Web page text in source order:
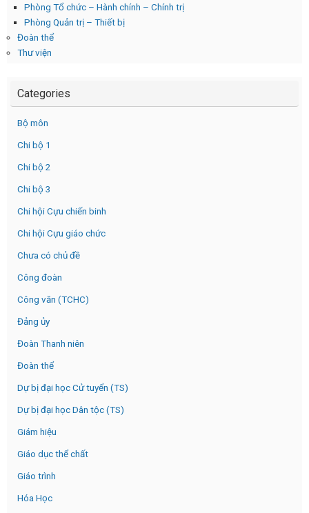
Phòng Tổ chức – Hành chính – Chính trị
Phòng Quản trị – Thiết bị
Đoàn thể
Thư viện
Categories
Bộ môn
Chi bộ 1
Chi bộ 2
Chi bộ 3
Chi hội Cựu chiến binh
Chi hội Cựu giáo chức
Chưa có chủ đề
Công đoàn
Công văn (TCHC)
Đảng ủy
Đoàn Thanh niên
Đoàn thể
Dự bị đại học Cử tuyển (TS)
Dự bị đại học Dân tộc (TS)
Giám hiệu
Giáo dục thể chất
Giáo trình
Hóa Học